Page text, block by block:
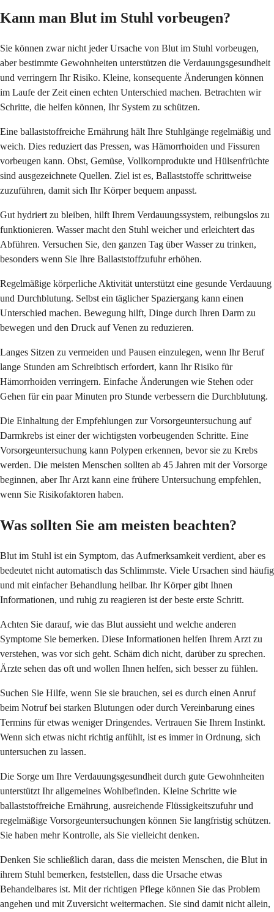
Kann man Blut im Stuhl vorbeugen?
Sie können zwar nicht jeder Ursache von Blut im Stuhl vorbeugen,
aber bestimmte Gewohnheiten unterstützen die Verdauungsgesundheit
und verringern Ihr Risiko. Kleine, konsequente Änderungen können
im Laufe der Zeit einen echten Unterschied machen. Betrachten wir
Schritte, die helfen können, Ihr System zu schützen.
Eine ballaststoffreiche Ernährung hält Ihre Stuhlgänge regelmäßig und
weich. Dies reduziert das Pressen, was Hämorrhoiden und Fissuren
vorbeugen kann. Obst, Gemüse, Vollkornprodukte und Hülsenfrüchte
sind ausgezeichnete Quellen. Ziel ist es, Ballaststoffe schrittweise
zuzuführen, damit sich Ihr Körper bequem anpasst.
Gut hydriert zu bleiben, hilft Ihrem Verdauungssystem, reibungslos zu
funktionieren. Wasser macht den Stuhl weicher und erleichtert das
Abführen. Versuchen Sie, den ganzen Tag über Wasser zu trinken,
besonders wenn Sie Ihre Ballaststoffzufuhr erhöhen.
Regelmäßige körperliche Aktivität unterstützt eine gesunde Verdauung
und Durchblutung. Selbst ein täglicher Spaziergang kann einen
Unterschied machen. Bewegung hilft, Dinge durch Ihren Darm zu
bewegen und den Druck auf Venen zu reduzieren.
Langes Sitzen zu vermeiden und Pausen einzulegen, wenn Ihr Beruf
lange Stunden am Schreibtisch erfordert, kann Ihr Risiko für
Hämorrhoiden verringern. Einfache Änderungen wie Stehen oder
Gehen für ein paar Minuten pro Stunde verbessern die Durchblutung.
Die Einhaltung der Empfehlungen zur Vorsorgeuntersuchung auf
Darmkrebs ist einer der wichtigsten vorbeugenden Schritte. Eine
Vorsorgeuntersuchung kann Polypen erkennen, bevor sie zu Krebs
werden. Die meisten Menschen sollten ab 45 Jahren mit der Vorsorge
beginnen, aber Ihr Arzt kann eine frühere Untersuchung empfehlen,
wenn Sie Risikofaktoren haben.
Was sollten Sie am meisten beachten?
Blut im Stuhl ist ein Symptom, das Aufmerksamkeit verdient, aber es
bedeutet nicht automatisch das Schlimmste. Viele Ursachen sind häufig
und mit einfacher Behandlung heilbar. Ihr Körper gibt Ihnen
Informationen, und ruhig zu reagieren ist der beste erste Schritt.
Achten Sie darauf, wie das Blut aussieht und welche anderen
Symptome Sie bemerken. Diese Informationen helfen Ihrem Arzt zu
verstehen, was vor sich geht. Schäm dich nicht, darüber zu sprechen.
Ärzte sehen das oft und wollen Ihnen helfen, sich besser zu fühlen.
Suchen Sie Hilfe, wenn Sie sie brauchen, sei es durch einen Anruf
beim Notruf bei starken Blutungen oder durch Vereinbarung eines
Termins für etwas weniger Dringendes. Vertrauen Sie Ihrem Instinkt.
Wenn sich etwas nicht richtig anfühlt, ist es immer in Ordnung, sich
untersuchen zu lassen.
Die Sorge um Ihre Verdauungsgesundheit durch gute Gewohnheiten
unterstützt Ihr allgemeines Wohlbefinden. Kleine Schritte wie
ballaststoffreiche Ernährung, ausreichende Flüssigkeitszufuhr und
regelmäßige Vorsorgeuntersuchungen können Sie langfristig schützen.
Sie haben mehr Kontrolle, als Sie vielleicht denken.
Denken Sie schließlich daran, dass die meisten Menschen, die Blut in
ihrem Stuhl bemerken, feststellen, dass die Ursache etwas
Behandelbares ist. Mit der richtigen Pflege können Sie das Problem
angehen und mit Zuversicht weitermachen. Sie sind damit nicht allein,